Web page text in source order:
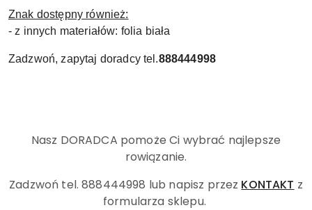
Znak dostępny również:
- z innych materiałów: folia biała
Zadzwoń, zapytaj doradcy tel.888444998
Nasz DORADCA pomoże Ci wybrać najlepsze
rowiązanie.
Zadzwoń tel. 888444998 lub napisz przez KONTAKT z
formularza sklepu.